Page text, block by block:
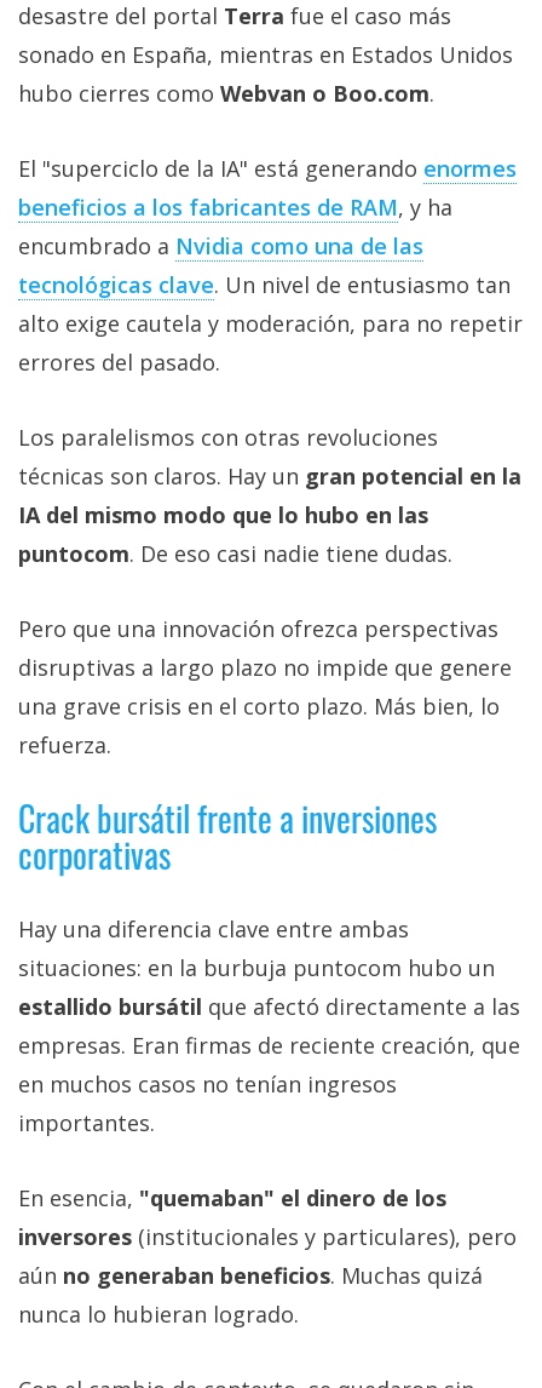
desastre del portal Terra fue el caso más
sonado en España, mientras en Estados Unidos
hubo cierres como Webvan o Boo.com.
El "superciclo de la IA" está generando enormes
beneficios a los fabricantes de RAM‎, y ha
encumbrado a Nvidia como una de las
tecnológicas clave‎. Un nivel de entusiasmo tan
alto exige cautela y moderación, para no repetir
errores del pasado.
Los paralelismos con otras revoluciones
técnicas son claros. Hay un gran potencial en la
IA del mismo modo que lo hubo en las
puntocom. De eso casi nadie tiene dudas.
Pero que una innovación ofrezca perspectivas
disruptivas a largo plazo no impide que genere
una grave crisis en el corto plazo. Más bien, lo
refuerza.
Crack bursátil frente a inversiones
corporativas
Hay una diferencia clave entre ambas
situaciones: en la burbuja puntocom hubo un
estallido bursátil que afectó directamente a las
empresas. Eran firmas de reciente creación, que
en muchos casos no tenían ingresos
importantes.
En esencia, "quemaban" el dinero de los
inversores (institucionales y particulares), pero
aún no generaban beneficios. Muchas quizá
nunca lo hubieran logrado.